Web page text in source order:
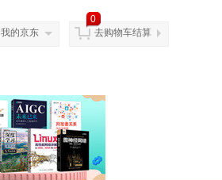
我的京东
0
去购物车结算